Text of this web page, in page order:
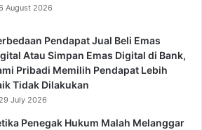
August 2026
Pendapat Jual Beli Emas
Atau Simpan Emas Digital di Bank,
Pribadi Memilih Pendapat Lebih
Tidak Dilakukan
29 July 2026
Penegak Hukum Malah Melanggar